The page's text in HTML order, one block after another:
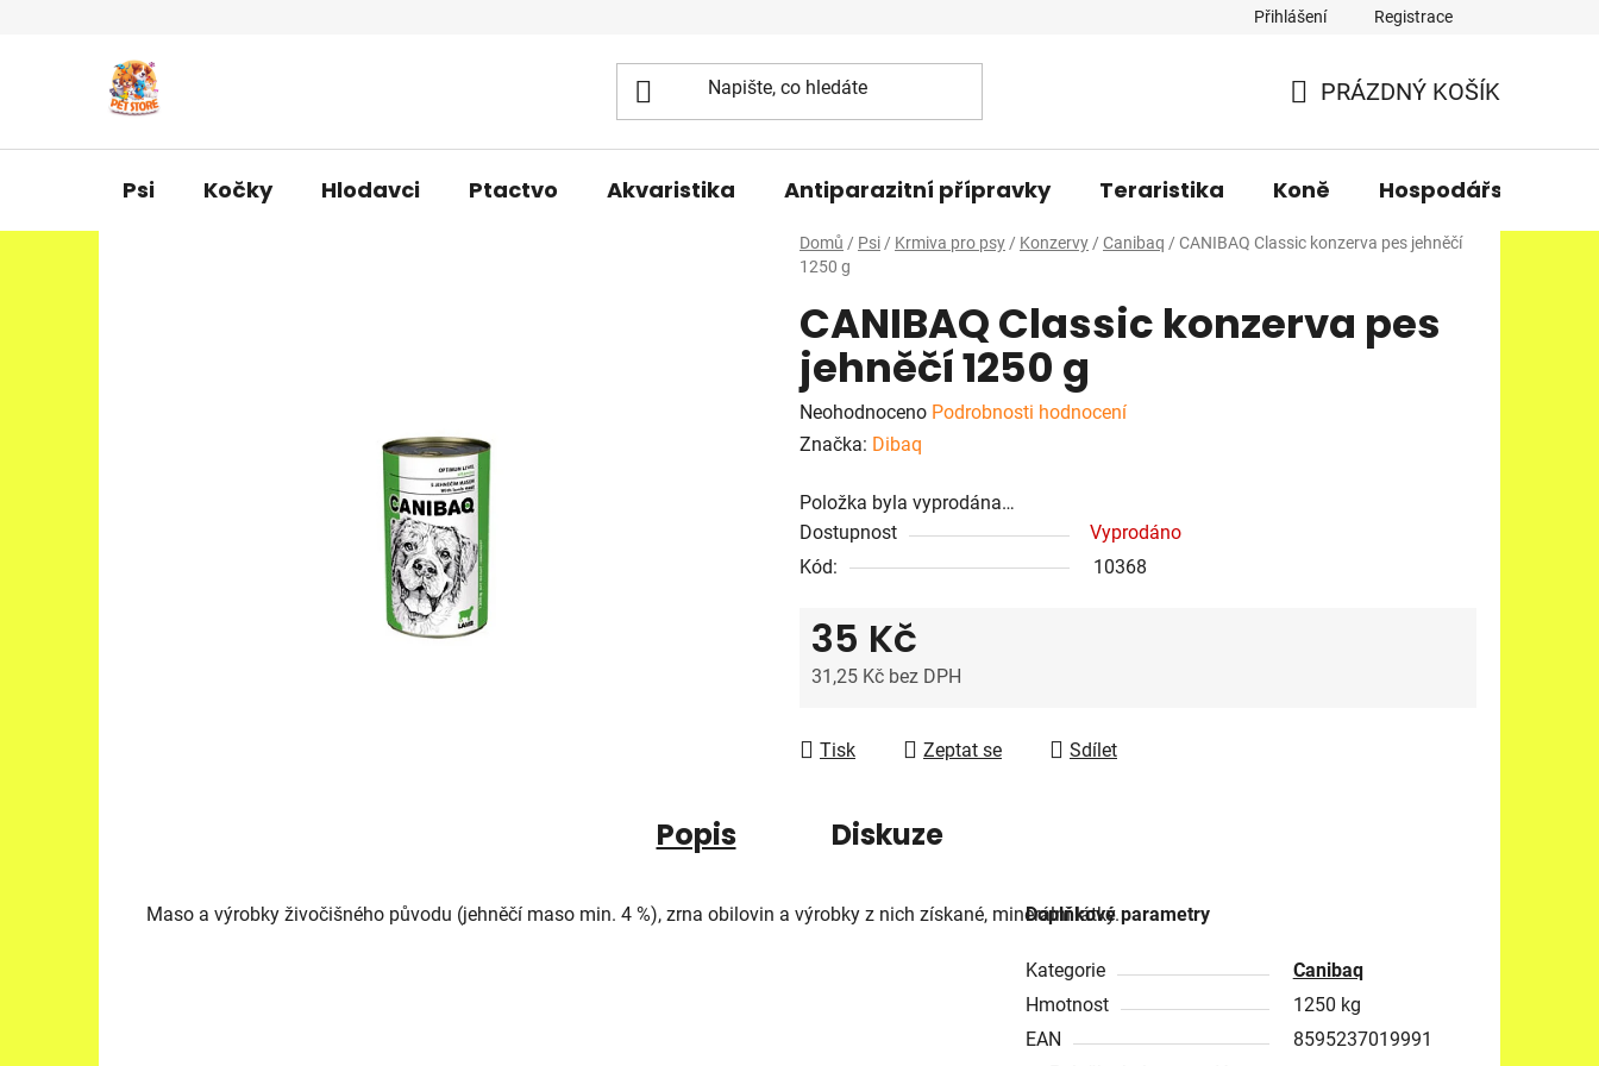
Přihlášení Registrace
KOŠÍK
PRÁZDNÝ KOŠÍK
Psi Kočky Hlodavci Ptactvo Akvaristika Antiparazitní přípravky Teraristika Koně Hospodářská
Domů / Psi / Krmiva pro psy / Konzervy / Canibaq / CANIBAQ Classic konzerva pes jehněčí
1250 g
CANIBAQ Classic konzerva pes
jehněčí 1250 g
Průměrné
hodnocení
je
0,0
z
hvězdiček.
Neohodnoceno Podrobnosti hodnocení
Značka: Dibaq
Položka byla vyprodána…
Dostupnost
Vyprodáno
Kód:
10368
35 Kč
31,25 Kč bez DPH
Tisk
Zeptat se Sdílet
Popis Diskuze
Maso a výrobky živočišného původu (jehněčí maso min. 4 %), zrna obilovin a výrobky z nich získané, minerální látky.Doplňkové parametry
Kategorie
Canibaq
Hmotnost
1250 kg
EAN
8595237019991